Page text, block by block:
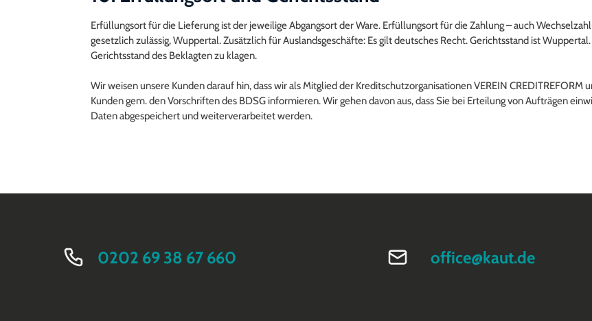
Erfüllungsort für die Lieferung ist der jeweilige Abgangsort der Ware. Erfüllungsort für die Zahlung – auch
gesetzlich zulässig, Wuppertal. Zusätzlich für Auslandsgeschäfte: Es gilt deutsches Recht. Gerichtsstand ist
Gerichtsstand des Beklagten zu klagen.
Wir weisen unsere Kunden darauf hin, dass wir als Mitglied der Kreditschutzorganisationen VEREIN CREDITREFORM
Kunden gem. den Vorschriften des BDSG informieren. Wir gehen davon aus, dass Sie bei Erteilung von Aufträgen
Daten abgespeichert und weiterverarbeitet werden.
0202 69 38 67 660 office@kaut.de